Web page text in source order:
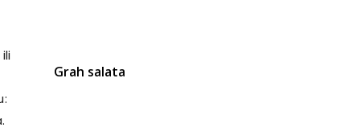
Grah salata